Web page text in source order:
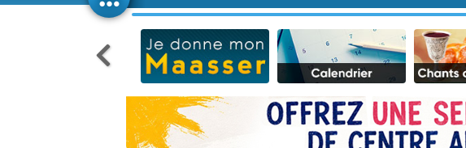
23 personnes viennent de
Eva vient de donner son Maasser
4 personnes viennent de nous
3 personnes viennent de nous
3 personnes viennent de faire
Odaya vient de donner son